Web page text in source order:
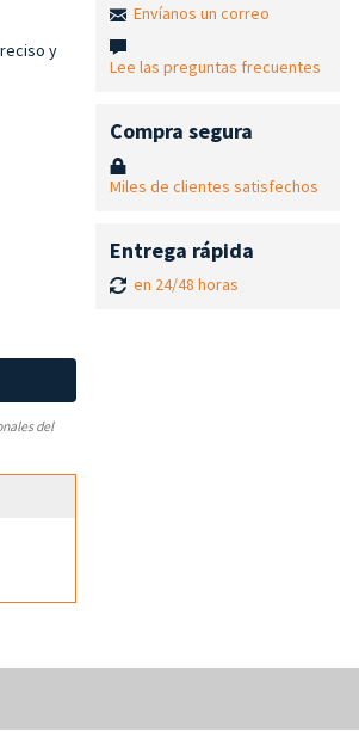
y
del
Envíanos un correo
Lee las preguntas frecuentes
Compra segura
Miles de clientes satisfechos
Entrega rápida
en 24/48 horas